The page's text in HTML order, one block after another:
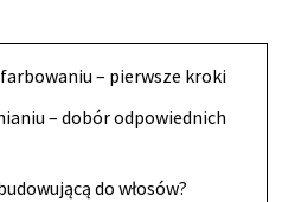
– pierwsze kroki
– dobór odpowiednich
do włosów?